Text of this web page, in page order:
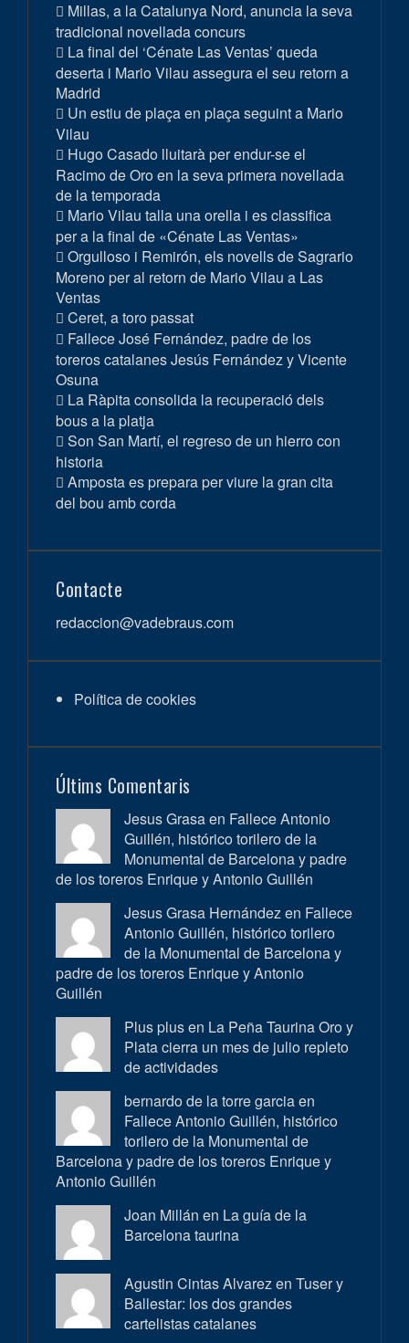
Millas, a la Catalunya Nord, anuncia la seva
tradicional novellada concurs
La final del ‘Cénate Las Ventas’ queda
deserta i Mario Vilau assegura el seu retorn a
Madrid
Un estiu de plaça en plaça seguint a Mario
Vilau
Hugo Casado lluitarà per endur-se el
Racimo de Oro en la seva primera novellada
de la temporada
Mario Vilau talla una orella i es classifica
per a la final de «Cénate Las Ventas»
Orgulloso i Remirón, els novells de Sagrario
Moreno per al retorn de Mario Vilau a Las
Ventas
Ceret, a toro passat
Fallece José Fernández, padre de los
toreros catalanes Jesús Fernández y Vicente
Osuna
La Ràpita consolida la recuperació dels
bous a la platja
Son San Martí, el regreso de un hierro con
historia
Amposta es prepara per viure la gran cita
del bou amb corda
Contacte
redaccion@vadebraus.com
Política de cookies
Últims Comentaris
Jesus Grasa en Fallece Antonio
Guillén, histórico torilero de la
Monumental de Barcelona y padre
de los toreros Enrique y Antonio Guillén
Jesus Grasa Hernández en Fallece
Antonio Guillén, histórico torilero
de la Monumental de Barcelona y
padre de los toreros Enrique y Antonio
Guillén
Plus plus en La Peña Taurina Oro y
Plata cierra un mes de julio repleto
de actividades
bernardo de la torre garcia en
Fallece Antonio Guillén, histórico
torilero de la Monumental de
Barcelona y padre de los toreros Enrique y
Antonio Guillén
Joan Millán en La guía de la
Barcelona taurina
Agustin Cintas Alvarez en Tuser y
Ballestar: los dos grandes
cartelistas catalanes